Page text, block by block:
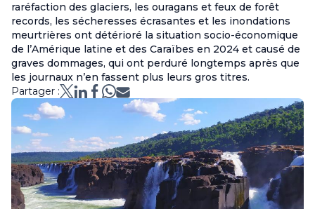
raréfaction des glaciers, les ouragans et feux de forêt
records, les sécheresses écrasantes et les inondations
meurtrières ont détérioré la situation socio-économique
de l’Amérique latine et des Caraïbes en 2024 et causé de
graves dommages, qui ont perduré longtemps après que
les journaux n’en fassent plus leurs gros titres.
Partager :